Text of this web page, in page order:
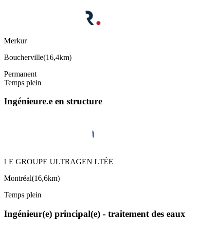
Merkur
Boucherville(16,4km)
Permanent
Temps plein
Ingénieure.e en structure
LE GROUPE ULTRAGEN LTÉE
Montréal(16,6km)
Temps plein
Ingénieur(e) principal(e) - traitement des eaux